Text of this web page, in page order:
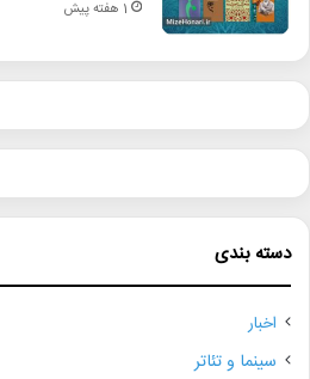
1 هفته پیش
دسته بندی
اخبار
سینما و تئاتر